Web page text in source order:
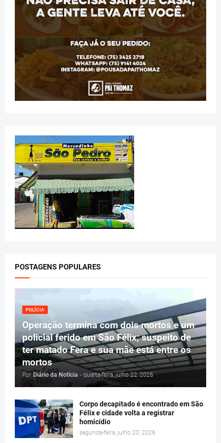
POSTAGENS POPULARES
POLÍCIA
Operação termina com dois mortos e um
policial ferido em São Félix; suspeito de
ter matado Fera e sua mãe está entre os
mortos
Por Diário da Notícia - quarta-feira, julho 22, 2026
Corpo decapitado é encontrado em São
Félix e cidade volta a registrar
homicídio
segunda-feira, julho 20, 2026